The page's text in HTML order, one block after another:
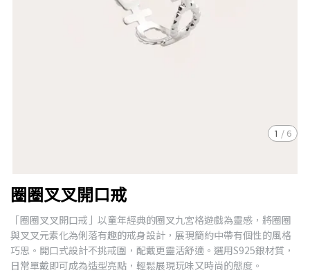
1 / 6
圈圈叉叉開口戒
「圈圈叉叉開口戒」以童年經典的圈叉九宮格遊戲為靈感，將圈圈
與叉叉元素化為俐落有趣的戒身設計，展現簡約中帶有個性的風格
巧思。開口式設計不挑戒圍，配戴更靈活舒適。選用S925銀材質，
日常單戴即可成為造型亮點，輕鬆展現玩味又時尚的態度。